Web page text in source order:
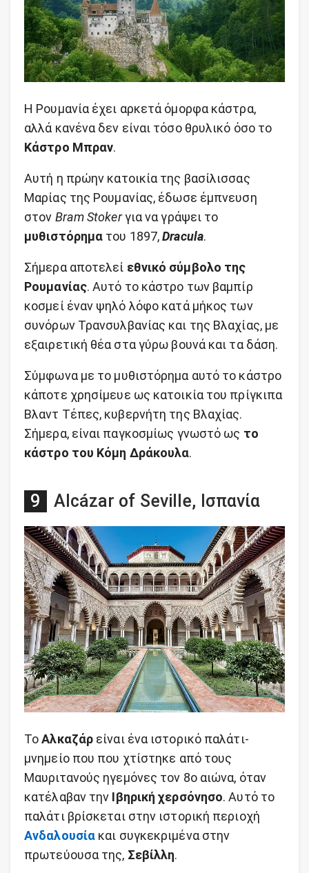
Η Ρουμανία έχει αρκετά όμορφα κάστρα,
αλλά κανένα δεν είναι τόσο θρυλικό όσο το
Κάστρο Μπραν.
Αυτή η πρώην κατοικία της βασίλισσας
Μαρίας της Ρουμανίας, έδωσε έμπνευση
στον Bram Stokerγια να γράψει το
μυθιστόρημα του 1897,Dracula.
Σήμερα αποτελεί εθνικό σύμβολο της
Ρουμανίας. Αυτό το κάστρο των βαμπίρ
κοσμεί έναν ψηλό λόφο κατά μήκος των
συνόρων Τρανσυλβανίας και της Βλαχίας, με
εξαιρετική θέα στα γύρω βουνά και τα δάση.
Σύμφωνα με το μυθιστόρημα αυτό το κάστρο
κάποτε χρησίμευε ως κατοικία του πρίγκιπα
Βλαντ Τέπες, κυβερνήτη της Βλαχίας.
Σήμερα, είναι παγκοσμίως γνωστό ως το
κάστρο του Κόμη Δράκουλα.
Alcázar of Seville, Ισπανία
ΤοΑλκαζάρ είναι ένα ιστορικό παλάτι-
μνημείο που που χτίστηκε από τους
Μαυριτανούς ηγεμόνες τον 8ο αιώνα, όταν
κατέλαβαν την Ιβηρική χερσόνησο. Αυτό το
παλάτι βρίσκεται στην ιστορική περιοχή
Ανδαλουσία και συγκεκριμένα στην
πρωτεύουσα της, Σεβίλλη.